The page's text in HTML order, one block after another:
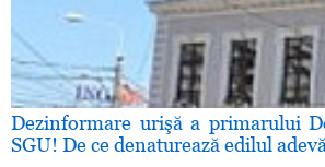
Dezinformare urişă a primarului
SGU! De ce denaturează edilul